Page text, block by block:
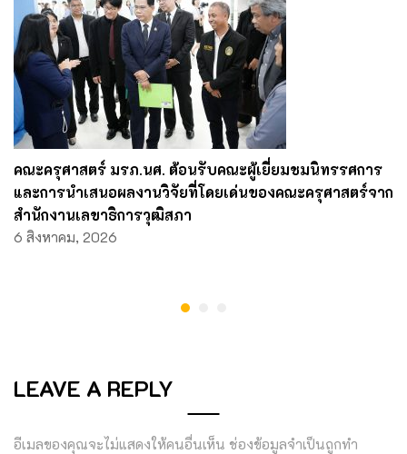
คณะครุศาสตร์ มรภ.นศ. ต้อนรับคณะผู้เยี่ยมชมนิทรรศการ
และการนำเสนอผลงานวิจัยที่โดยเด่นของคณะครุศาสตร์จาก
สำนักงานเลขาธิการวุฒิสภา
6 สิงหาคม, 2026
LEAVE A REPLY
อีเมลของคุณจะไม่แสดงให้คนอื่นเห็น ช่องข้อมูลจำเป็นถูกทำ